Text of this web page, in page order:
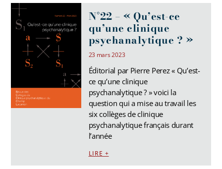
N°22 – « Qu’est-ce
qu’une clinique
psychanalytique ? »
23 mars 2023
Éditorial par Pierre Perez « Qu’est-
ce qu’une clinique
psychanalytique ? » voici la
question qui a mise au travail les
six collèges de clinique
psychanalytique français durant
l’année
LIRE +